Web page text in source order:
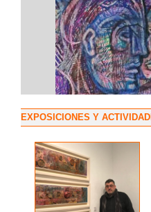
EXPOSICIONES Y